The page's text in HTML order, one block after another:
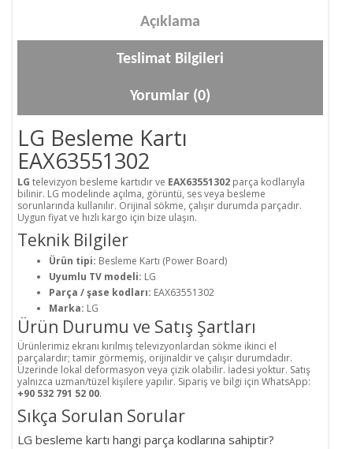
Açıklama
Teslimat Bilgileri
Yorumlar (0)
LG Besleme Kartı
EAX63551302
LG televizyon besleme kartıdır ve EAX63551302 parça kodlarıyla
bilinir. LG modelinde açılma, görüntü, ses veya besleme
sorunlarında kullanılır. Orijinal sökme, çalışır durumda parçadır.
Uygun fiyat ve hızlı kargo için bize ulaşın.
Teknik Bilgiler
Ürün tipi: Besleme Kartı (Power Board)
Uyumlu TV modeli: LG
Parça / şase kodları: EAX63551302
Marka: LG
Ürün Durumu ve Satış Şartları
Ürünlerimiz ekranı kırılmış televizyonlardan sökme ikinci el
parçalardır; tamir görmemiş, orijinaldir ve çalışır durumdadır.
Üzerinde lokal deformasyon veya çizik olabilir. İadesi yoktur. Satış
yalnızca uzman/tüzel kişilere yapılır. Sipariş ve bilgi için WhatsApp:
+90 532 791 52 00.
Sıkça Sorulan Sorular
LG besleme kartı hangi parça kodlarına sahiptir?